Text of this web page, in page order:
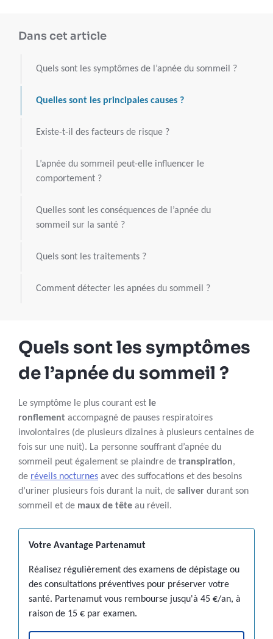
Dans cet article
Quels sont les symptômes de l’apnée du sommeil ?
Quelles sont les principales causes ?
Existe-t-il des facteurs de risque ?
L’apnée du sommeil peut-elle influencer le
comportement ?
Quelles sont les conséquences de l’apnée du
sommeil sur la santé ?
Quels sont les traitements ?
Comment détecter les apnées du sommeil ?
Quels sont les symptômes
de l’apnée du sommeil ?
Le symptôme le plus courant est le
ronflement accompagné de pauses respiratoires
involontaires (de plusieurs dizaines à plusieurs centaines de
fois sur une nuit). La personne souffrant d’apnée du
sommeil peut également se plaindre de transpiration,
de réveils nocturnes avec des suffocations et des besoins
d’uriner plusieurs fois durant la nuit, de saliver durant son
sommeil et de maux de tête au réveil.
Votre Avantage Partenamut
Réalisez régulièrement des examens de dépistage ou
des consultations préventives pour préserver votre
santé. Partenamut vous rembourse jusqu'à 45 €/an, à
raison de 15 € par examen.